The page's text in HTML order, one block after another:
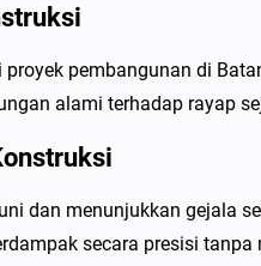
pembangunan di
alami terhadap rayap
dan menunjukkan gejala
secara presisi